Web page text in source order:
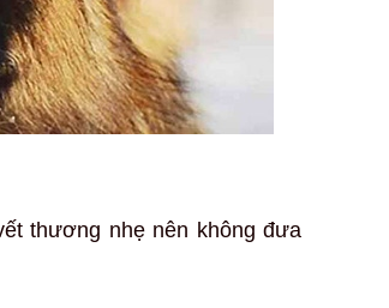
thương nhẹ nên không đưa